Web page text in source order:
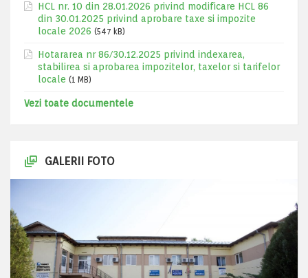
HCL nr. 10 din 28.01.2026 privind modificare HCL 86
din 30.01.2025 privind aprobare taxe si impozite
locale 2026 (547 kB)
Hotararea nr 86/30.12.2025 privind indexarea,
stabilirea si aprobarea impozitelor, taxelor si tarifelor
locale (1 MB)
Vezi toate documentele
GALERII FOTO